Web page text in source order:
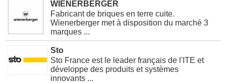
WIENERBERGER
Fabricant de briques en terre cuite.
Wienerberger met à disposition du marché 3
marques ...
Sto
Sto France est le leader français de l'ITE et
développe des produits et systèmes
innovants ...